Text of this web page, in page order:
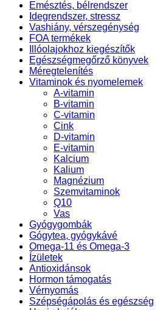
Emésztés, bélrendszer
Idegrendszer, stressz
Vashiány, vérszegénység
FOA termékek
Illóolajokhoz kiegészítők
Egészségmegőrző könyvek
Méregtelenítés
Vitaminok és nyomelemek
A-vitamin
B-vitamin
C-vitamin
Cink
D-vitamin
E-vitamin
Kalcium
Kalium
Magnézium
Szemvitaminok
Q10
Vas
Gyógygombák
Gógytea, gyógykávé
Omega-11 és Omega-3
Ízületek
Antioxidánsok
Hormon támogatás
Vérnyomás
Szépségápolás és egészség